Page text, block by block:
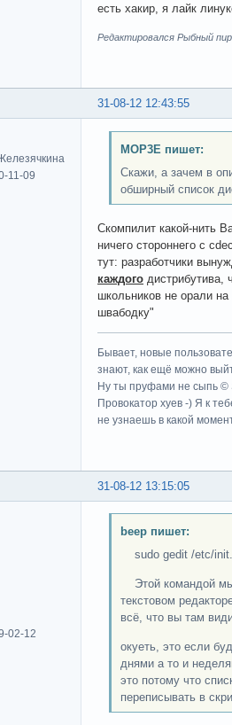
есть хакир, я лайк
Редактировался Рыбный
31-08-12 12:43:55
11-09
MOP3E пишет:
Скажи, а зачем в
обширный список
Скомпилит какой-нить
ничего стороннего с
тут: разработчики
каждого дистрибутива,
школьников не орали
швабодку"
Бывает, новые
знают, как ещё можно
Ну ты пруфами не сыпь ©
Провокатор хуев -) Я к
не узнаешь в какой
31-08-12 13:15:05
02-12
beep пишет:
sudo gedit /etc/
Этой командой мы
текстовом
всё, что вы там
окуеть, это если
днями а то и
это потому что
переписывать в